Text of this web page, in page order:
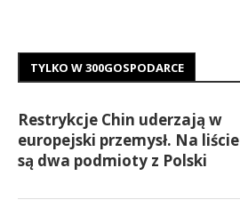
TYLKO W 300GOSPODARCE
Restrykcje Chin uderzają w
europejski przemysł. Na liście
są dwa podmioty z Polski